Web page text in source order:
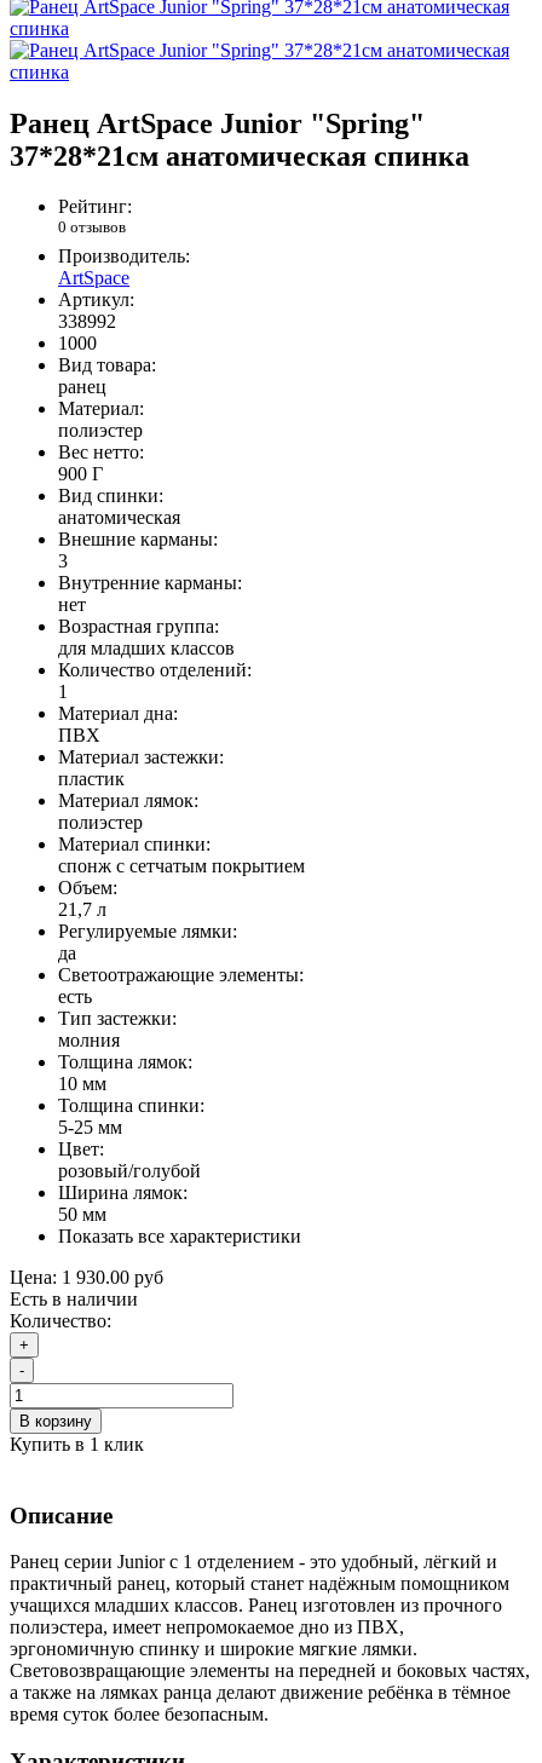
Ранец ArtSpace Junior "Spring"
37*28*21см анатомическая спинка
Рейтинг:
0 отзывов
Производитель:
ArtSpace
Артикул:
338992
1000
Вид товара:
ранец
Материал:
полиэстер
Вес нетто:
900 Г
Вид спинки:
анатомическая
Внешние карманы:
3
Внутренние карманы:
нет
Возрастная группа:
для младших классов
Количество отделений:
1
Материал дна:
ПВХ
Материал застежки:
пластик
Материал лямок:
полиэстер
Материал спинки:
спонж с сетчатым покрытием
Объем:
21,7 л
Регулируемые лямки:
да
Светоотражающие элементы:
есть
Тип застежки:
молния
Толщина лямок:
10 мм
Толщина спинки:
5-25 мм
Цвет:
розовый/голубой
Ширина лямок:
50 мм
Показать все характеристики
Цена: 1 930.00 руб
Есть в наличии
Количество:
+
-
В корзину
Купить в 1 клик
Описание
Ранец серии Junior с 1 отделением - это удобный, лёгкий и
практичный ранец, который станет надёжным помощником
учащихся младших классов. Ранец изготовлен из прочного
полиэстера, имеет непромокаемое дно из ПВХ,
эргономичную спинку и широкие мягкие лямки.
Световозвращающие элементы на передней и боковых частях,
а также на лямках ранца делают движение ребёнка в тёмное
время суток более безопасным.